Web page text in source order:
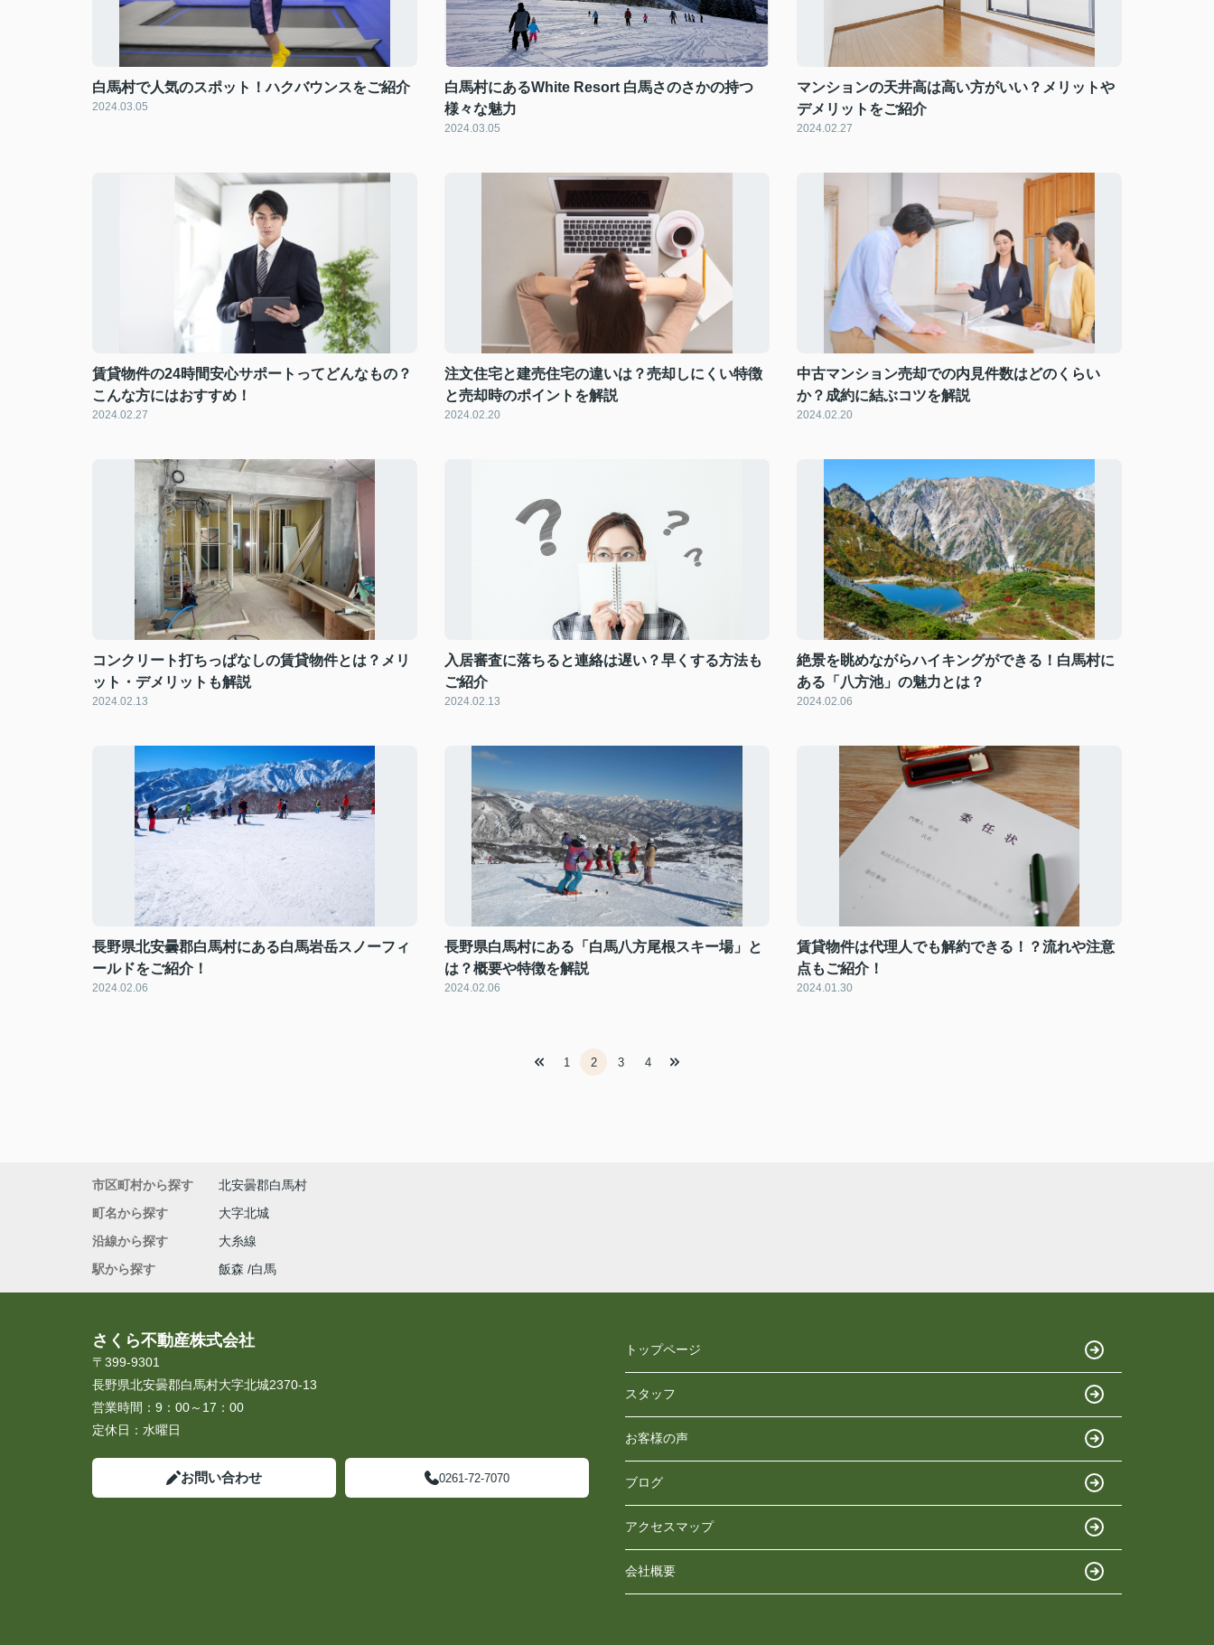
白馬村で人気のスポット！ハクバウンスをご紹介
2024.03.05
白馬村にあるWhite Resort 白馬さのさかの持つ
様々な魅力
2024.03.05
マンションの天井高は高い方がいい？メリットや
デメリットをご紹介
2024.02.27
賃貸物件の24時間安心サポートってどんなもの？
こんな方にはおすすめ！
2024.02.27
注文住宅と建売住宅の違いは？売却しにくい特徴
と売却時のポイントを解説
2024.02.20
中古マンション売却での内見件数はどのくらい
か？成約に結ぶコツを解説
2024.02.20
コンクリート打ちっぱなしの賃貸物件とは？メリ
ット・デメリットも解説
2024.02.13
入居審査に落ちると連絡は遅い？早くする方法も
ご紹介
2024.02.13
絶景を眺めながらハイキングができる！白馬村に
ある「八方池」の魅力とは？
2024.02.06
長野県北安曇郡白馬村にある白馬岩岳スノーフィ
ールドをご紹介！
2024.02.06
長野県白馬村にある「白馬八方尾根スキー場」と
は？概要や特徴を解説
2024.02.06
賃貸物件は代理人でも解約できる！？流れや注意
点もご紹介！
2024.01.30
1 2 3 4
市区町村から探す
北安曇郡白馬村
町名から探す
大字北城
沿線から探す
大糸線
駅から探す
飯森 白馬
さくら不動産株式会社
〒399-9301
長野県北安曇郡白馬村大字北城2370-13
営業時間： 9：00～17：00
定休日： 水曜日
お問い合わせ 0261-72-7070
トップページ
スタッフ
お客様の声
ブログ
アクセスマップ
会社概要